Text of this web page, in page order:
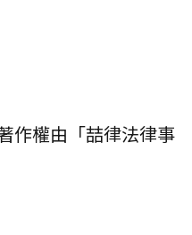
作權由「喆律法律事